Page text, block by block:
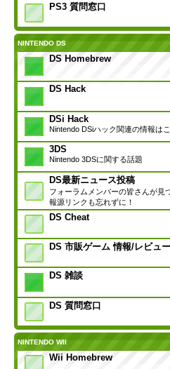
PS3 質問窓口
NINTENDO DS
DS Homebrew
DS Hack
DSi Hack
Nintendo DSiハック関連の情報は
3DS
Nintendo 3DSに関する話題
DS最新ニュース投稿
フォーラムメンバーの皆さんが見
報源リンクも忘れずに！
DS Cheat
DS 市販ゲーム 情報/レビュー
DS 雑談
DS 質問窓口
NINTENDO WII
Wii Homebrew